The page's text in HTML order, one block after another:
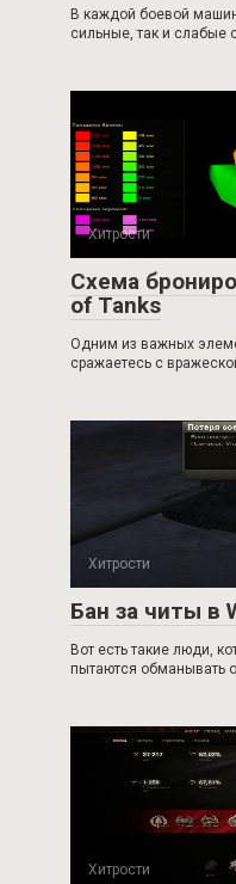
В каждой боевой
сильные, так и слабые
Хитрости
Схема
of Tanks
Одним из важных
сражаетесь с
Хитрости
Бан за читы в
Вот есть такие люди,
пытаются обманывать
Хитрости